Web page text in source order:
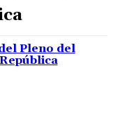
Pleno del